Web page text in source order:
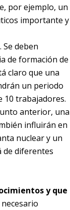
por ejemplo, un
importante y
Se deben
de formación de
claro que una
un periodo
10 trabajadores.
anterior, una
influirán en
nuclear y un
de diferentes
y que
necesario